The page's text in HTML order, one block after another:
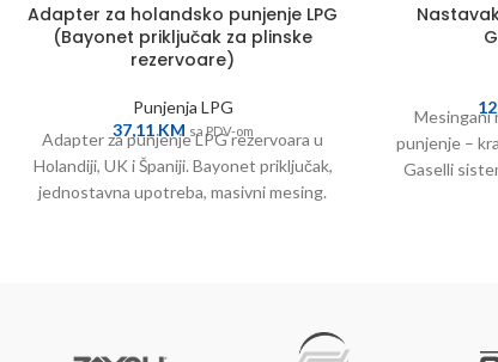
Adapter za holandsko punjenje LPG
(Bayonet priključak za plinske
rezervoare)
Punjenja LPG
37,11KM sa PDV-om
Adapter za punjenje LPG rezervoara u
Holandiji, UK i Španiji. Bayonet priključak,
jednostavna upotreba, masivni mesing.
Mesingani
punjenje –
Gaselli